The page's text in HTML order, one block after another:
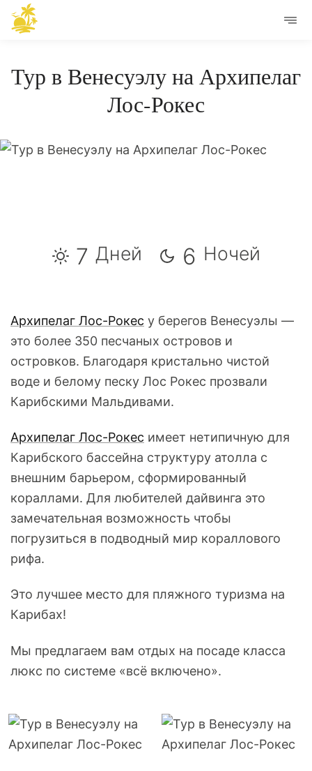
Тур в Венесуэлу на Архипелаг
Лос-Рокес
7 Дней 6 Ночей
Архипелаг Лос-Рокес у берегов Венесуэлы —
это более 350 песчаных островов и
островков. Благодаря кристально чистой
воде и белому песку Лос Рокес прозвали
Карибскими Мальдивами.
Архипелаг Лос-Рокес имеет нетипичную для
Карибского бассейна структуру атолла с
внешним барьером, сформированный
кораллами. Для любителей дайвинга это
замечательная возможность чтобы
погрузиться в подводный мир кораллового
рифа.
Это лучшее место для пляжного туризма на
Карибах!
Мы предлагаем вам отдых на посаде класса
люкс по системе «всё включено».